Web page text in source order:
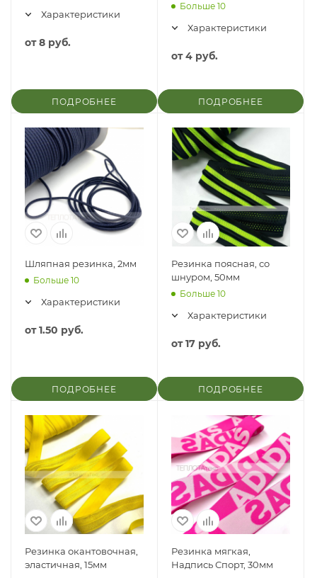
Характеристики
от8 руб.
ПОДРОБНЕЕ
Больше 10
Характеристики
от4 руб.
ПОДРОБНЕЕ
Шляпная резинка, 2мм
Больше 10
Характеристики
от1.50 руб.
ПОДРОБНЕЕ
Резинка поясная, со
шнуром, 50мм
Больше 10
Характеристики
от17 руб.
ПОДРОБНЕЕ
Резинка окантовочная,
эластичная, 15мм
Резинка мягкая,
Надпись Спорт, 30мм